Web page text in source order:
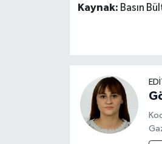
Kaynak: Basın